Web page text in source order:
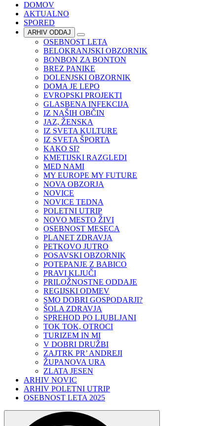
DOMOV
AKTUALNO
SPORED
ARHIV ODDAJ
OSEBNOST LETA
BELOKRANJSKI OBZORNIK
BONBON ZA BONTON
BREZ PANIKE
DOLENJSKI OBZORNIK
DOMA JE LEPO
EVROPSKI PROJEKTI
GLASBENA INFEKCIJA
IZ NAŠIH OBČIN
JAZ, ŽENSKA
IZ SVETA KULTURE
IZ SVETA ŠPORTA
KAKO SI?
KMETIJSKI RAZGLEDI
MED NAMI
MY EUROPE MY FUTURE
NOVA OBZORJA
NOVICE
NOVICE TEDNA
POLETNI UTRIP
NOVO MESTO ŽIVI
OSEBNOST MESECA
PLANET ZDRAVJA
PETKOVO JUTRO
POSAVSKI OBZORNIK
POTEPANJE Z BABICO
PRAVI KLJUČI
PRILOŽNOSTNE ODDAJE
REGIJSKI ODMEV
SMO DOBRI GOSPODARJI?
ŠOLA ZDRAVJA
SPREHOD PO LJUBLJANI
TOK TOK, OTROCI
TURIZEM IN MI
V DOBRI DRUŽBI
ZAJTRK PR’ ANDREJI
ŽUPANOVA URA
ZLATA JESEN
ARHIV NOVIC
ARHIV POLETNI UTRIP
OSEBNOST LETA 2025